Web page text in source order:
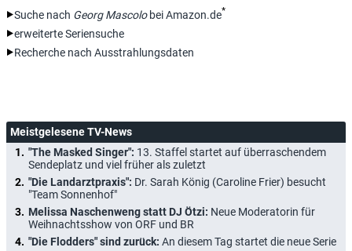
Suche nach Georg Mascolobei Amazon.de*
erweiterte Seriensuche
Recherche nach Ausstrahlungsdaten
Meistgelesene TV-News
"The Masked Singer": 13. Staffel startet auf überraschendem
Sendeplatz und viel früher als zuletzt
"Die Landarztpraxis": Dr. Sarah König (Caroline Frier) besucht
"Team Sonnenhof"
Melissa Naschenweng statt DJ Ötzi: Neue Moderatorin für
Weihnachtsshow von ORF und BR
"Die Flodders" sind zurück: An diesem Tag startet die neue Serie